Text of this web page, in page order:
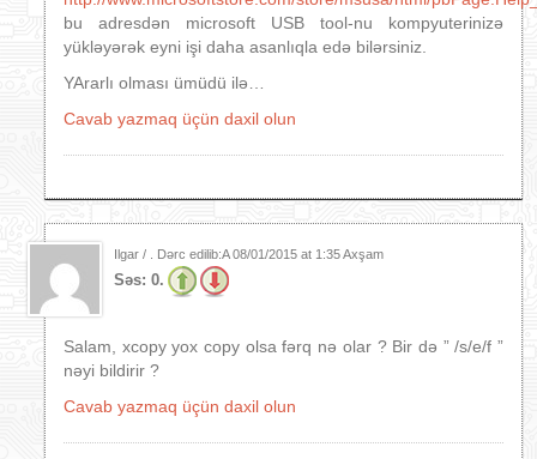
bu adresdən microsoft USB tool-nu kompyuterinizə
yükləyərək eyni işi daha asanlıqla edə bilərsiniz.
YArarlı olması ümüdü ilə…
Cavab yazmaq üçün daxil olun
Ilgar / . Dərc edilib:A08/01/2015 at 1:35 Axşam
Səs: 0.
Salam, xcopy yox copy olsa fərq nə olar ? Bir də ” /s/e/f ”
nəyi bildirir ?
Cavab yazmaq üçün daxil olun